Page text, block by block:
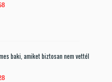
baki, amiket biztosan nem vettél